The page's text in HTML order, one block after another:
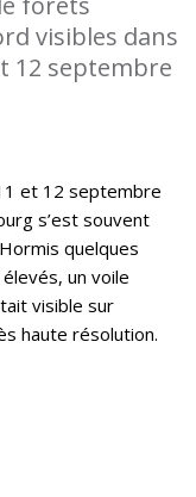
visibles dans
12 septembre
et 12 septembre
s’est souvent
quelques
un voile
visible sur
haute résolution.